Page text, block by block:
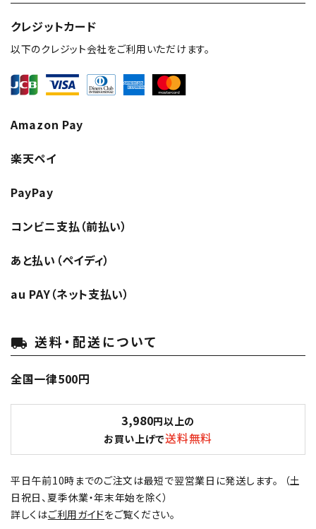
クレジットカード
以下のクレジット会社をご利用いただけます。
Amazon Pay
楽天ペイ
PayPay
コンビニ支払（前払い）
あと払い（ペイディ）
au PAY（ネット支払い）
local_shipping 送料・配送について
全国一律500円
3,980円以上の
お買い上げで送料無料
平日午前10時までのご注文は最短で翌営業日に発送します。 （土
日祝日、夏季休業・年末年始を除く）
詳しくはご利用ガイドをご覧ください。